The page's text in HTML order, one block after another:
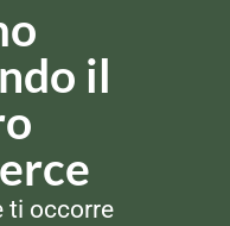
PANNI E SPUGNE
Ondattiva Milleusi 2
il
ti occorre